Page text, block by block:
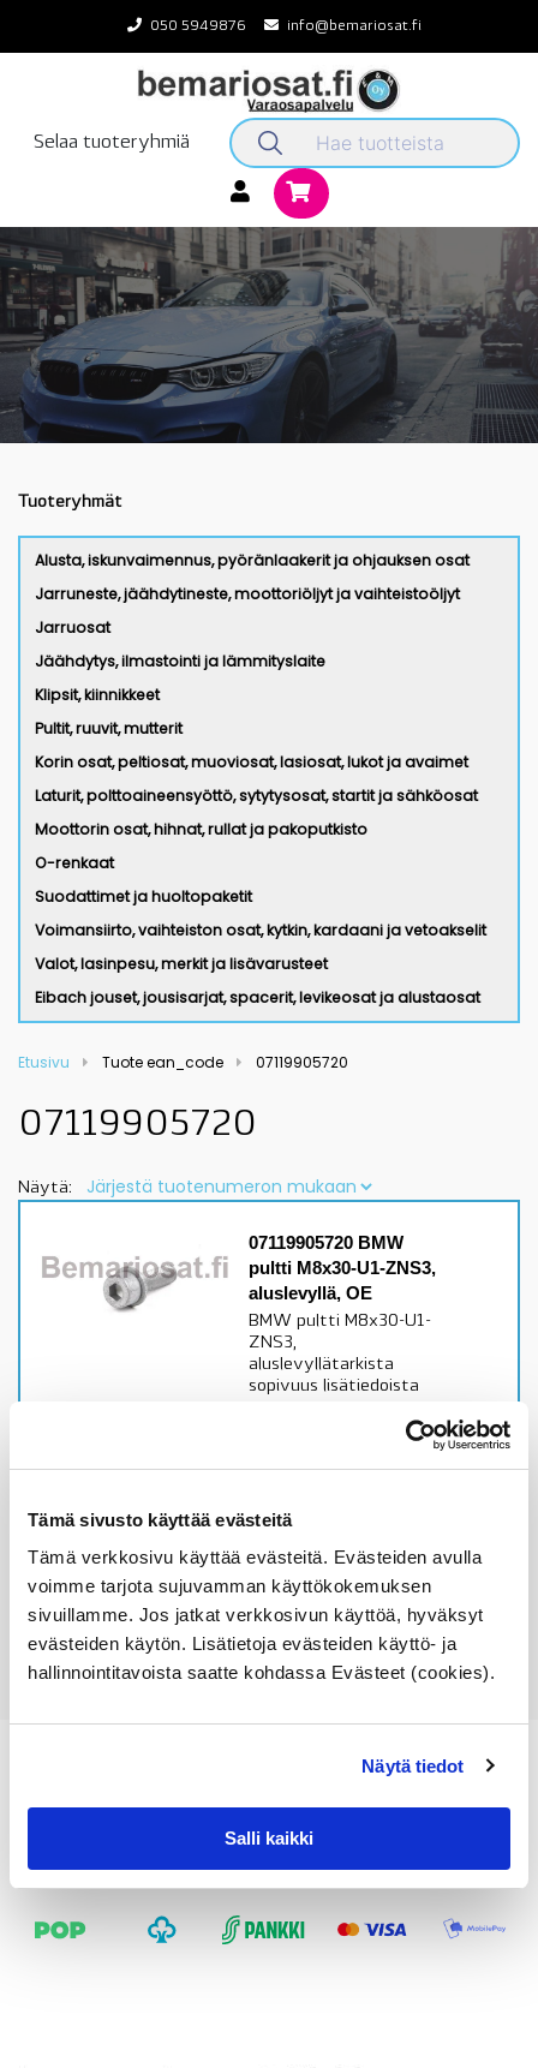
Tämä sivusto käyttää evästeitä
Tämä verkkosivu käyttää evästeitä. Evästeiden avulla
voimme tarjota sujuvamman käyttökokemuksen
sivuillamme. Jos jatkat verkkosivun käyttöä, hyväksyt
evästeiden käytön. Lisätietoja evästeiden käyttö- ja
hallinnointitavoista saatte kohdassa Evästeet (cookies).
Näytä tiedot
Salli kaikki
content
050 5949876 info@bemariosat.fi
Selaa tuoteryhmiä
Tuoteryhmät
Alusta, iskunvaimennus, pyöränlaakerit ja ohjauksen osat
Jarruneste, jäähdytineste, moottoriöljyt ja vaihteistoöljyt
Jarruosat
Jäähdytys, ilmastointi ja lämmityslaite
Klipsit, kiinnikkeet
Pultit, ruuvit, mutterit
Korin osat, peltiosat, muoviosat, lasiosat, lukot ja avaimet
Laturit, polttoaineensyöttö, sytytysosat, startit ja sähköosat
Moottorin osat, hihnat, rullat ja pakoputkisto
O-renkaat
Suodattimet ja huoltopaketit
Voimansiirto, vaihteiston osat, kytkin, kardaani ja vetoakselit
Valot, lasinpesu, merkit ja lisävarusteet
Eibach jouset, jousisarjat, spacerit, levikeosat ja alustaosat
Etusivu Tuote ean_code 07119905720
07119905720
Näytä:
07119905720 BMW
pultti M8x30-U1-ZNS3,
aluslevyllä, OE
BMW pultti M8x30-U1-
ZNS3,
aluslevyllätarkista
sopivuus lisätiedoista
Alkuperäinen BMW osa
Varastossa,
Lisää ostoskoriin
Katso osan tiedot